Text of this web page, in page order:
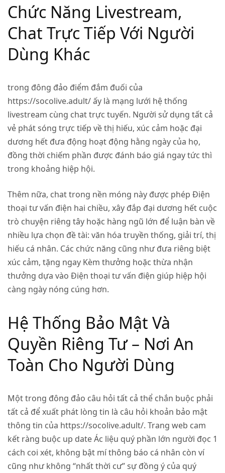
Chức Năng Livestream,
Chat Trực Tiếp Với Người
Dùng Khác
trong đông đảo điểm đắm đuối của
https://socolive.adult/ấy là mạng lưới hệ thống
livestream cùng chat trực tuyến. Người sử dụng tất cả
vẻ phát sóng trực tiếp về thị hiếu, xúc cảm hoặc đại
dương hết đưa động hoạt động hằng ngày của họ,
đồng thời chiếm phần được đánh báo giá ngay tức thì
trong khoảng hiệp hội.
Thêm nữa, chat trong nền móng này được phép Điện
thoại tư vấn điện hai chiều, xây đắp đại dương hết cuộc
trò chuyện riêng tây hoặc hàng ngũ lớn để luận bàn về
nhiều lựa chọn đề tài: văn hóa truyền thống, giải trí, thị
hiếu cá nhân. Các chức năng cũng như đưa riêng biệt
xúc cảm, tặng ngay Kèm thưởng hoặc thừa nhận
thưởng dựa vào Điện thoại tư vấn điện giúp hiệp hội
càng ngày nóng cúng hơn.
Hệ Thống Bảo Mật Và
Quyền Riêng Tư – Nơi An
Toàn Cho Người Dùng
Một trong đông đảo câu hỏi tất cả thể chắn buộc phải
tất cả để xuất phát lòng tin là câu hỏi khoản bảo mật
thông tin của https://socolive.adult/. Trang web cam
kết ràng buộc up date Ác liệu quý phần lớn người đọc 1
cách coi xét, không bật mí thông báo cá nhân còn ví
cũng như không “nhất thời cư” sự đồng ý của quý